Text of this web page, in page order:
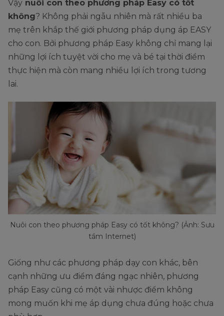
Vậy nuôi con theo phương pháp Easy có tốt
không? Không phải ngẫu nhiên mà rất nhiều ba
mẹ trên khắp thế giới phương pháp dụng áp EASY
cho con. Bởi phương pháp Easy không chỉ mang lại
những lợi ích tuyệt vời cho mẹ và bé tại thời điểm
thực hiện mà còn mang nhiều lợi ích trong tương
lai.
Nuôi con theo phương pháp Easy có tốt không? (Ảnh: Sưu
tầm Internet)
Giống như các phương pháp dạy con khác, bên
cạnh những ưu điểm đáng ngạc nhiên, phương
pháp Easy cũng có một vài nhược điểm không
mong muốn khi mẹ áp dụng chưa đúng hoặc chưa